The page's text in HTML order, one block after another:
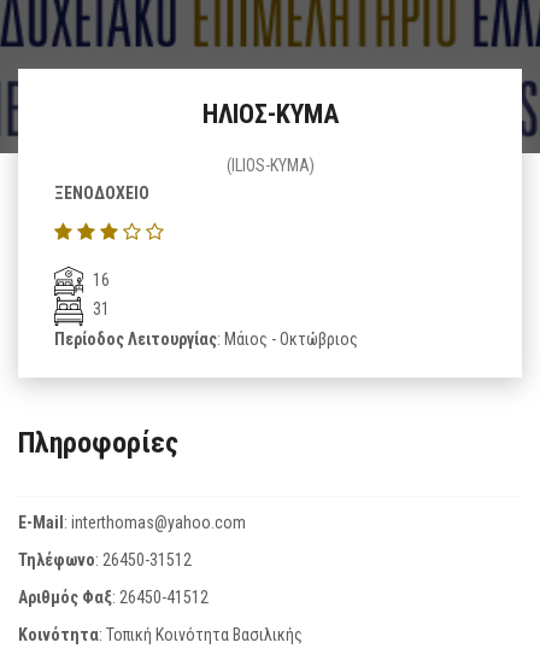
ΗΛΙΟΣ-ΚΥΜΑ
(ILIOS-KYMA)
ΞΕΝΟΔΟΧΕΙΟ
16
31
Περίοδος Λειτουργίας: Μάιος - Οκτώβριος
Πληροφορίες
E-Mail: interthomas@yahoo.com
Τηλέφωνο: 26450-31512
Αριθμός Φαξ: 26450-41512
Κοινότητα: Τοπική Κοινότητα Βασιλικής